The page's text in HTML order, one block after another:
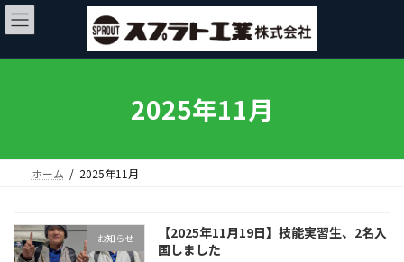
コ
ン
ン
ナ
ビ
ー
2025年11月
ホーム 2025年11月
お知らせ
【2025年11月19日】技能実習生、2名入
国しました